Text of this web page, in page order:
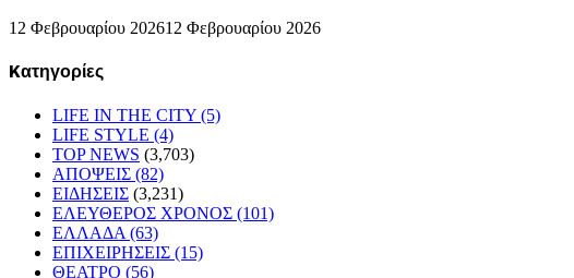
12 Φεβρουαρίου 202612 Φεβρουαρίου 2026
Kατηγορίες
LIFE IN THE CITY (5)
LIFE STYLE (4)
TOP NEWS (3,703)
ΑΠΟΨΕΙΣ (82)
ΕΙΔΗΣΕΙΣ (3,231)
ΕΛΕΥΘΕΡΟΣ ΧΡΟΝΟΣ (101)
ΕΛΛΑΔΑ (63)
ΕΠΙΧΕΙΡΗΣΕΙΣ (15)
ΘΕΑΤΡΟ (56)